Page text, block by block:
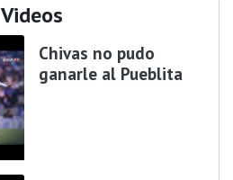
Videos
Chivas no pudo
ganarle al Pueblita